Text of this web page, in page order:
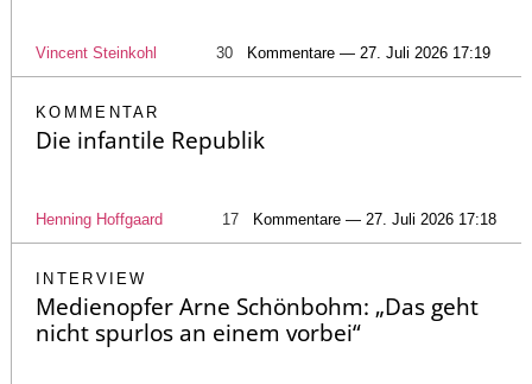
Vincent Steinkohl 30 Kommentare — 27. Juli 2026 17:19
KOMMENTAR
Die infantile Republik
Henning Hoffgaard 17 Kommentare — 27. Juli 2026 17:18
INTERVIEW
Medienopfer Arne Schönbohm: „Das geht
nicht spurlos an einem vorbei“